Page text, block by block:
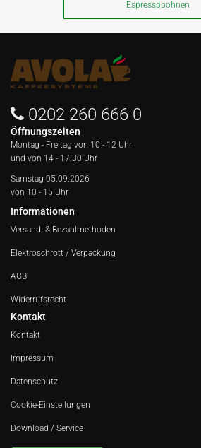
Espressobohnen
0202 260 666 0
Öffnungszeiten
Montag - Freitag von 10 - 12 Uhr
und von 14 - 17:30 Uhr
Samstag 05.09.2026
von 10 - 15 Uhr
Informationen
Versand- & Bezahlmethoden
Elektroschrott / Verpackung
AGB
Widerrufsrecht
Kontakt
Kontakt
Impressum
Datenschutz
Cookie-Einstellungen
Download / Service